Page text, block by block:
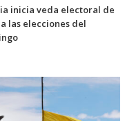
inicia veda electoral de
las elecciones del